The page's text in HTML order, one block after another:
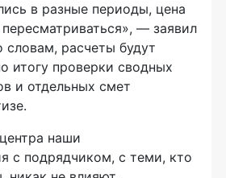
в разные периоды, цена
пересматриваться», — заявил
словам, расчеты будут
итогу проверки сводных
и отдельных смет
наши
с подрядчиком, с теми, кто